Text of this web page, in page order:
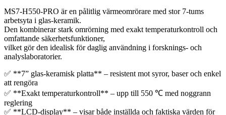
MS7-H550-PRO är en pålitlig värmeomrörare med stor 7-tums
arbetsyta i glas-keramik.
Den kombinerar stark omrörning med exakt temperaturkontroll och
omfattande säkerhetsfunktioner,
vilket gör den idealisk för daglig användning i forsknings- och
analyslaboratorier.
✅ **7” glas-keramisk platta** – resistent mot syror, baser och enkel
att rengöra
✅ **Exakt temperaturkontroll** – upp till 550 ℃ med noggrann
reglering
✅ **LCD-display** – visar både inställda och faktiska värden för